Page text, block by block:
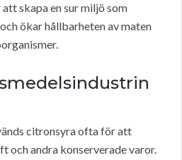
skapa en sur miljö som
ökar hållbarheten av maten
citronsyra ofta för att
och andra konserverade varor.